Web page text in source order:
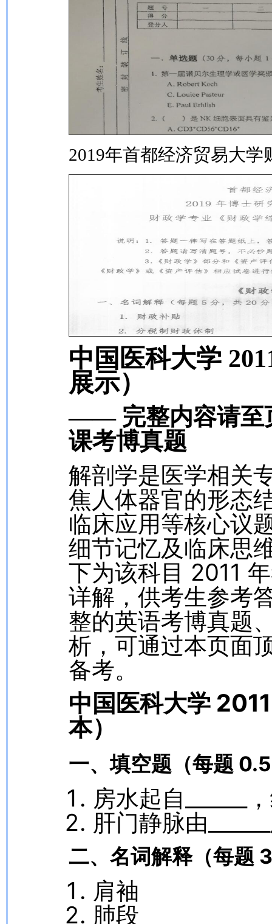
2019年首都经济贸易大
中国医科大学
展示）
—— 完整内容请至
课考博真题
解剖学是医学相关
焦人体器官的形态
临床应用等核心议
细节记忆及临床思
下为该科目 2011
详解，供考生参考
整的英语考博真题
析，可通过本页面
备考。
中国医科大学
本）
一、填空题（每题
房水起自______
肝门静脉由
二、名词解释（每题
肩袖
肺段